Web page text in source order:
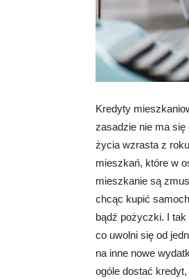
Kredyty
zasadzie nie ma
życia wzrasta z
mieszkań, które w
mieszkanie są
chcąc kupić
bądź pożyczki. I
co uwolni się od
na inne nowe
ogóle dostać